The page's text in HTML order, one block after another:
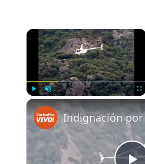
×
Unmute